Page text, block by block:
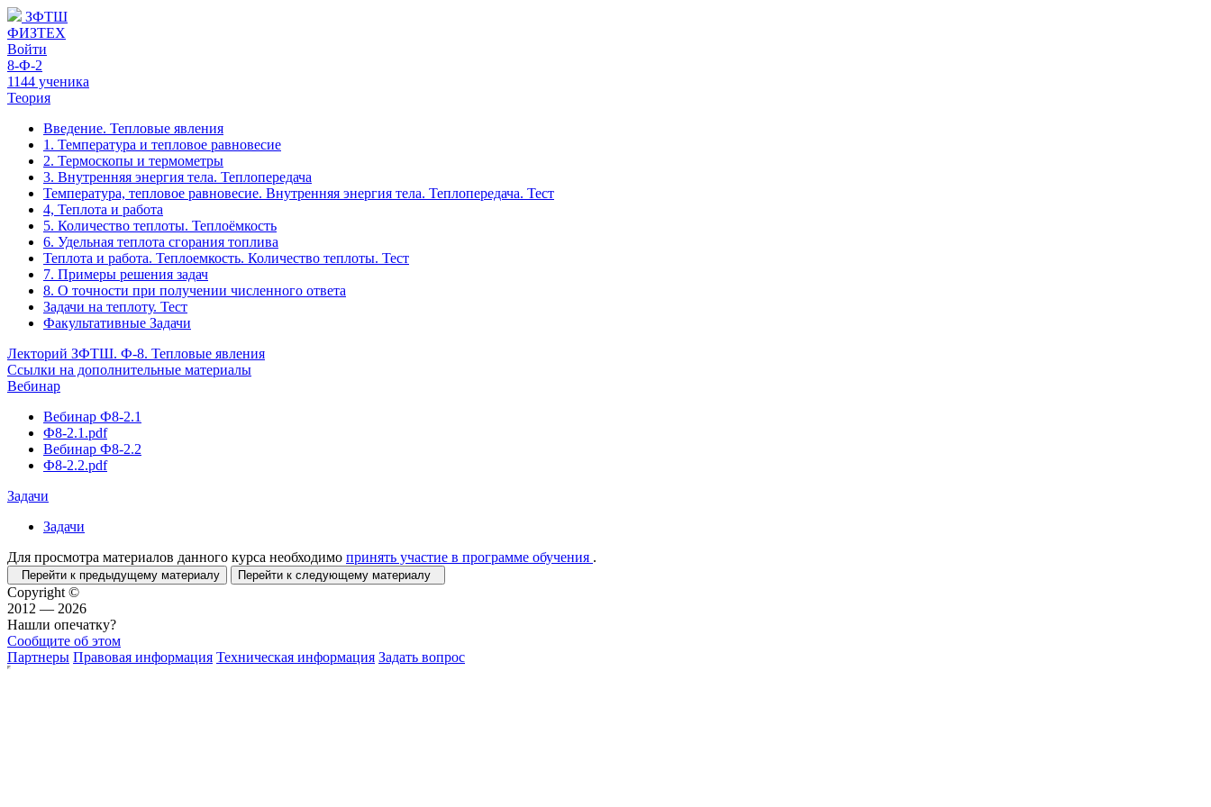
ЗФТШ
ФИЗТЕХ
Войти
8-Ф-2
1144 ученика
Теория
Введение. Тепловые явления
1. Температура и тепловое равновесие
2. Термоскопы и термометры
3. Внутренняя энергия тела. Теплопередача
Температура, тепловое равновесие. Внутренняя энергия тела. Теплопередача. Тест
4, Теплота и работа
5. Количество теплоты. Теплоёмкость
6. Удельная теплота сгорания топлива
Теплота и работа. Теплоемкость. Количество теплоты. Тест
7. Примеры решения задач
8. О точности при получении численного ответа
Задачи на теплоту. Тест
Факультативные Задачи
Лекторий ЗФТШ. Ф-8. Тепловые явления
Ссылки на дополнительные материалы
Вебинар
Вебинар Ф8-2.1
Ф8-2.1.pdf
Вебинар Ф8-2.2
Ф8-2.2.pdf
Задачи
Задачи
Для просмотра материалов данного курса необходимо принять участие в программе обучения .
Перейти к предыдущему материалу Перейти к следующему материалу
Copyright ©
2012 — 2026
Нашли опечатку?
Сообщите об этом
Партнеры Правовая информация Техническая информация Задать вопрос